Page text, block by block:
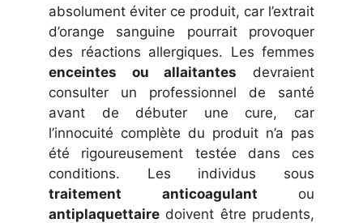
absolument éviter ce produit, car l’extrait
d’orange sanguine pourrait provoquer
des réactions allergiques. Les femmes
enceintes ou allaitantes devraient
consulter un professionnel de santé
avant de débuter une cure, car
l’innocuité complète du produit n’a pas
été rigoureusement testée dans ces
conditions. Les individus sous
traitement anticoagulant ou
antiplaquettaire doivent être prudents,